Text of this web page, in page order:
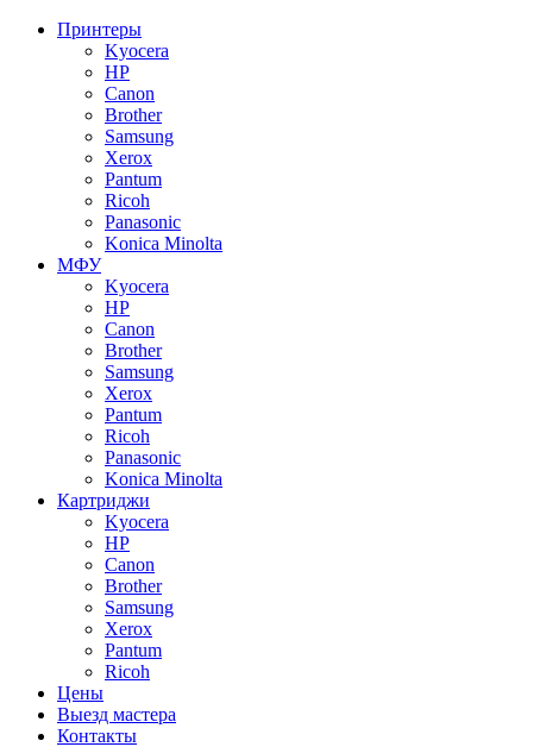
Принтеры
Kyocera
HP
Canon
Brother
Samsung
Xerox
Pantum
Ricoh
Panasonic
Konica Minolta
МФУ
Kyocera
HP
Canon
Brother
Samsung
Xerox
Pantum
Ricoh
Panasonic
Konica Minolta
Картриджи
Kyocera
HP
Canon
Brother
Samsung
Xerox
Pantum
Ricoh
Цены
Выезд мастера
Контакты